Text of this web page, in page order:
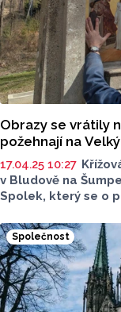
Obrazy se vrátily
požehnají na
17.04.25 10:27
v Bludově na
Spolek, který se o
kdysi lemovaly
Společnost